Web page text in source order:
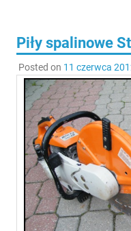
Piły spalinowe
Posted on 11 czerwca